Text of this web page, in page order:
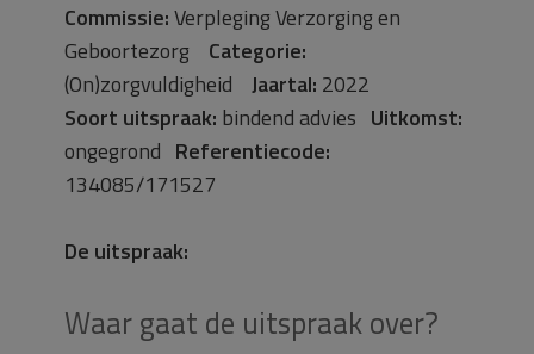
Commissie:Verpleging Verzorging en
Geboortezorg Categorie:
(On)zorgvuldigheid Jaartal: 2022
Soort uitspraak: bindend advies Uitkomst:
ongegrond Referentiecode:
134085/171527
De uitspraak:
Waar gaat de uitspraak over?